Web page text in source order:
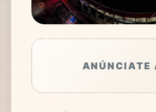
ANÚNCIATE